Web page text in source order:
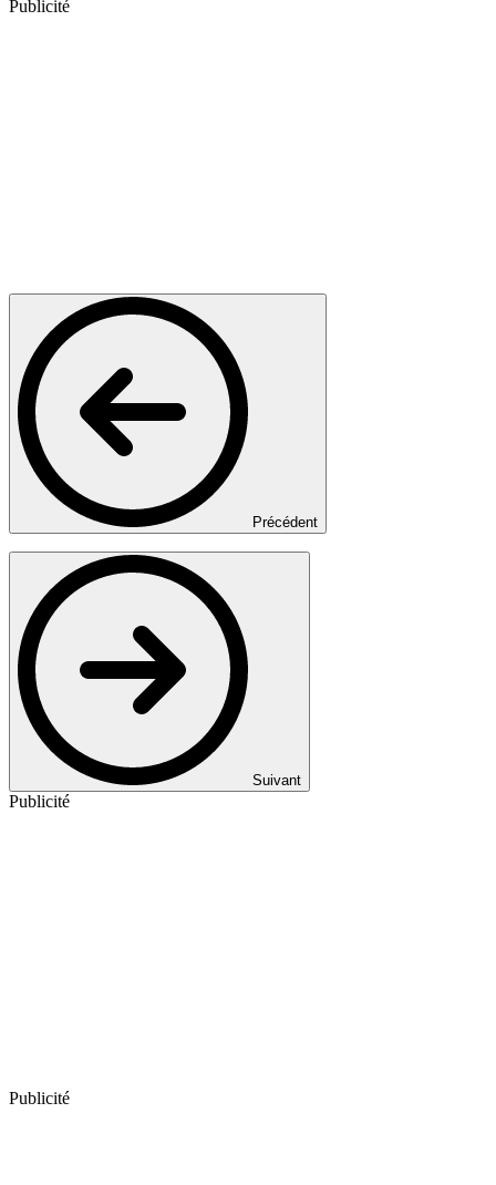
Publicité
Précédent
Suivant
Publicité
Publicité